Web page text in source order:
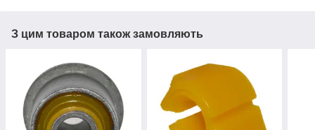
З цим товаром також замовляють